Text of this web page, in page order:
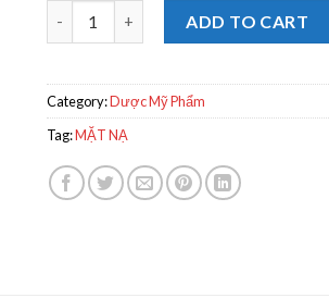
ADD TO CART
Category:Dược Mỹ Phẩm
Tag:MẶT NẠ